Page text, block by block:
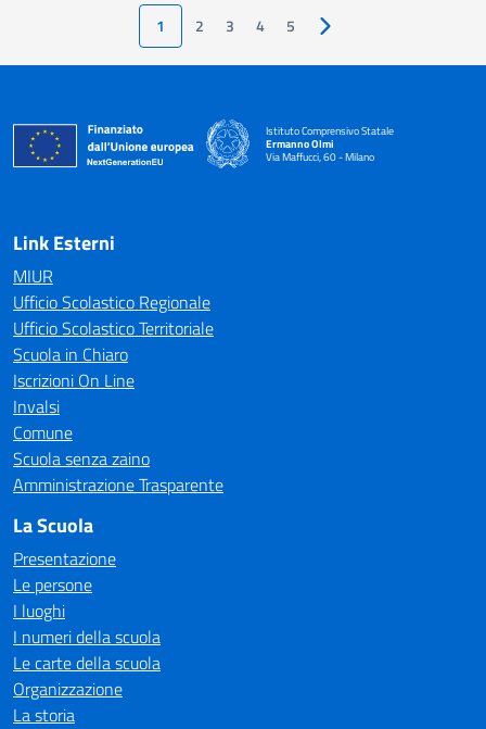
1 2 3 4 5 Pagina successiva
Istituto Comprensivo Statale
Ermanno Olmi
Via Maffucci, 60 - Milano
— Visita la pagina iniziale della scuola
Link Esterni
MIUR
Ufficio Scolastico Regionale
Ufficio Scolastico Territoriale
Scuola in Chiaro
Iscrizioni On Line
Invalsi
Comune
Scuola senza zaino
Amministrazione Trasparente
La Scuola
Presentazione
Le persone
I luoghi
I numeri della scuola
Le carte della scuola
Organizzazione
La storia